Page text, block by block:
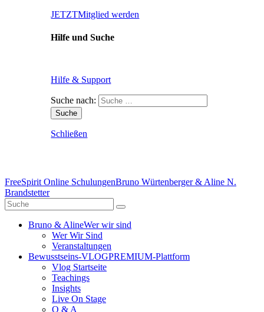
JETZTMitglied werden
Hilfe und Suche
Hilfe & Support
Suche nach:
Schließen
FreeSpirit Online SchulungenBruno Würtenberger & Aline N.
Brandstetter
Bruno & AlineWer wir sind
Wer Wir Sind
Veranstaltungen
Bewusstseins-VLOGPREMIUM-Plattform
Vlog Startseite
Teachings
Insights
Live On Stage
Q & A